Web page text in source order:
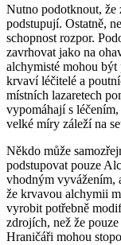
Nutno podotknout, že
podstupují. Ostatně,
schopnost rozpor.
zavrhovat jako na
alchymisté mohou být
krvaví léčitelé a
místních lazaretech
vypomáhají s
velké míry záleží na
Někdo může
podstupovat pouze
vhodným vyvážením,
že krvavou alchymii
vyrobit potřebně
zdrojích, než že
Hraničáři mohou